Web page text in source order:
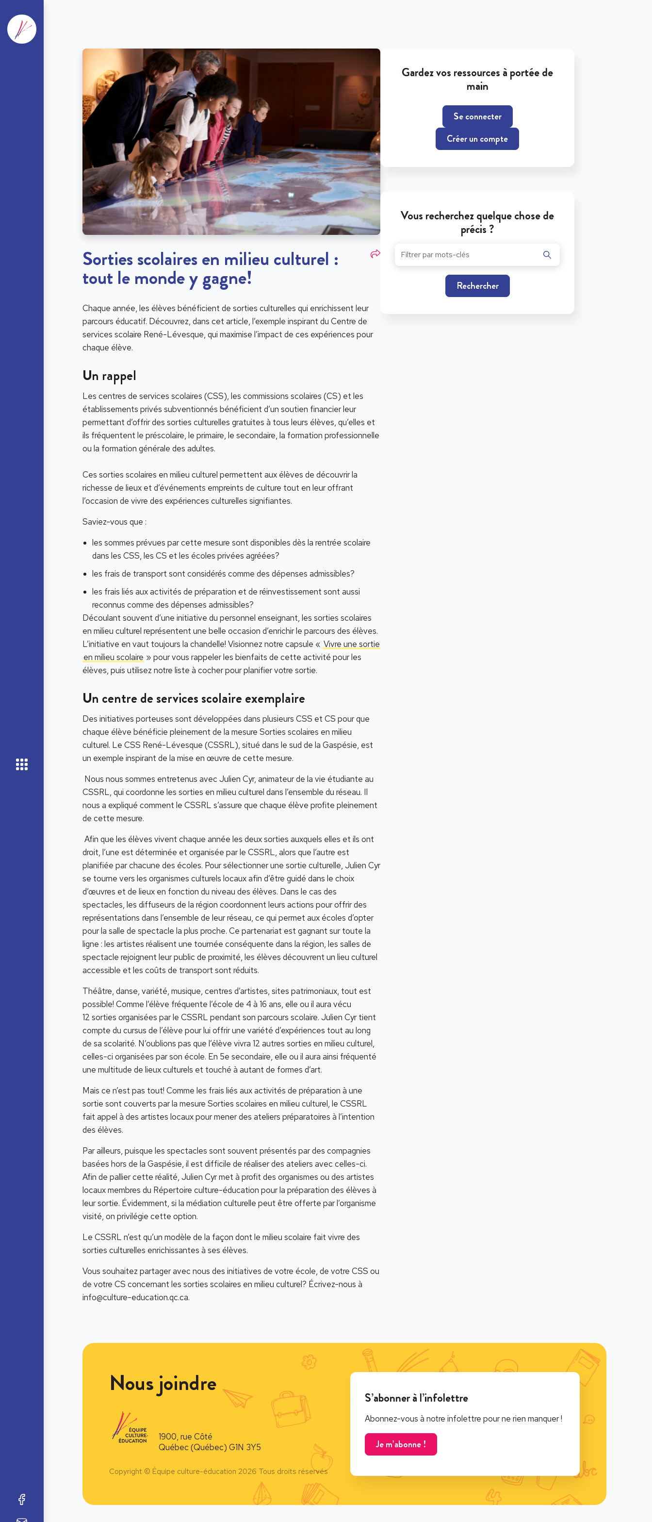
Sorties scolaires en milieu culturel :
tout le monde y gagne!
Chaque année, les élèves bénéficient de sorties culturelles qui enrichissent leur
parcours éducatif. Découvrez, dans cet article, l’exemple inspirant du Centre de
services scolaire René-Lévesque, qui maximise l’impact de ces expériences pour
chaque élève.
Un rappel
Les centres de services scolaires (CSS), les commissions scolaires (CS) et les
établissements privés subventionnés bénéficient d’un soutien financier leur
permettant d’offrir des sorties culturelles gratuites à tous leurs élèves, qu’elles et
ils fréquentent le préscolaire, le primaire, le secondaire, la formation professionnelle
ou la formation générale des adultes.
Ces sorties scolaires en milieu culturel permettent aux élèves de découvrir la
richesse de lieux et d’événements empreints de culture tout en leur offrant
l’occasion de vivre des expériences culturelles signifiantes.
Saviez-vous que :
les sommes prévues par cette mesure sont disponibles dès la rentrée scolaire
dans les CSS, les CS et les écoles privées agréées?
les frais de transport sont considérés comme des dépenses admissibles?
les frais liés aux activités de préparation et de réinvestissement sont aussi
reconnus comme des dépenses admissibles?
Découlant souvent d’une initiative du personnel enseignant, les sorties scolaires
en milieu culturel représentent une belle occasion d’enrichir le parcours des élèves.
L’initiative en vaut toujours la chandelle! Visionnez notre capsule « Vivre une sortie
en milieu scolaire » pour vous rappeler les bienfaits de cette activité pour les
élèves, puis utilisez notre liste à cocher pour planifier votre sortie.
Un centre de services scolaire exemplaire
Des initiatives porteuses sont développées dans plusieurs CSS et CS pour que
chaque élève bénéficie pleinement de la mesure Sorties scolaires en milieu
culturel. Le CSS René-Lévesque (CSSRL), situé dans le sud de la Gaspésie, est
un exemple inspirant de la mise en œuvre de cette mesure.
Nous nous sommes entretenus avec Julien Cyr, animateur de la vie étudiante au
CSSRL, qui coordonne les sorties en milieu culturel dans l’ensemble du réseau. Il
nous a expliqué comment le CSSRL s’assure que chaque élève profite pleinement
de cette mesure.
Afin que les élèves vivent chaque année les deux sorties auxquels elles et ils ont
droit, l’une est déterminée et organisée par le CSSRL, alors que l’autre est
planifiée par chacune des écoles. Pour sélectionner une sortie culturelle, Julien Cyr
se tourne vers les organismes culturels locaux afin d’être guidé dans le choix
d’œuvres et de lieux en fonction du niveau des élèves. Dans le cas des
spectacles, les diffuseurs de la région coordonnent leurs actions pour offrir des
représentations dans l’ensemble de leur réseau, ce qui permet aux écoles d’opter
pour la salle de spectacle la plus proche. Ce partenariat est gagnant sur toute la
ligne : les artistes réalisent une tournée conséquente dans la région, les salles de
spectacle rejoignent leur public de proximité, les élèves découvrent un lieu culturel
accessible et les coûts de transport sont réduits.
Théâtre, danse, variété, musique, centres d’artistes, sites patrimoniaux, tout est
possible! Comme l’élève fréquente l’école de 4 à 16 ans, elle ou il aura vécu
12 sorties organisées par le CSSRL pendant son parcours scolaire. Julien Cyr tient
compte du cursus de l’élève pour lui offrir une variété d’expériences tout au long
de sa scolarité. N’oublions pas que l’élève vivra 12 autres sorties en milieu culturel,
celles-ci organisées par son école. En 5e secondaire, elle ou il aura ainsi fréquenté
une multitude de lieux culturels et touché à autant de formes d’art.
Mais ce n’est pas tout! Comme les frais liés aux activités de préparation à une
sortie sont couverts par la mesure Sorties scolaires en milieu culturel, le CSSRL
fait appel à des artistes locaux pour mener des ateliers préparatoires à l’intention
des élèves.
Par ailleurs, puisque les spectacles sont souvent présentés par des compagnies
basées hors de la Gaspésie, il est difficile de réaliser des ateliers avec celles-ci.
Afin de pallier cette réalité, Julien Cyr met à profit des organismes ou des artistes
locaux membres du Répertoire culture-éducation pour la préparation des élèves à
leur sortie. Évidemment, si la médiation culturelle peut être offerte par l’organisme
visité, on privilégie cette option.
Le CSSRL n’est qu’un modèle de la façon dont le milieu scolaire fait vivre des
sorties culturelles enrichissantes à ses élèves.
Vous souhaitez partager avec nous des initiatives de votre école, de votre CSS ou
de votre CS concernant les sorties scolaires en milieu culturel? Écrivez-nous à
info@culture-education.qc.ca.
Gardez vos ressources à portée de
main
Se connecter
Créer un compte
Vous recherchez quelque chose de
précis ?
Rechercher
Nous joindre
1900, rue Côté
Québec (Québec) G1N 3Y5
Copyright © Équipe culture-éducation 2026 Tous droits réservés
S’abonner à l’infolettre
Abonnez-vous à notre infolettre pour ne rien manquer !
Je m’abonne !